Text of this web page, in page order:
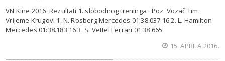
VN Kine 2016: Rezultati 1. slobodnog treninga . Poz. Vozač Tim
Vrijeme Krugovi 1. N. Rosberg Mercedes 01:38.037 16 2. L. Hamilton
Mercedes 01:38.183 16 3. S. Vettel Ferrari 01:38.665
15. APRILA 2016.